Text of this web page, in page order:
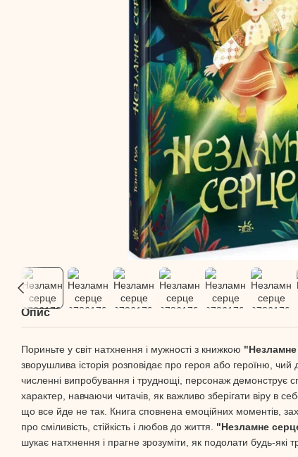
Опис
Пориньте у світ натхнення і мужності з книжкою
зворушлива історія розповідає про героя або героїню, чий
численні випробування і труднощі, персонаж демонструє
характер, навчаючи читачів, як важливо зберігати віру в
що все йде не так. Книга сповнена емоційних моментів,
про сміливість, стійкість і любов до життя. "Незламне
шукає натхнення і прагне зрозуміти, як подолати будь-які